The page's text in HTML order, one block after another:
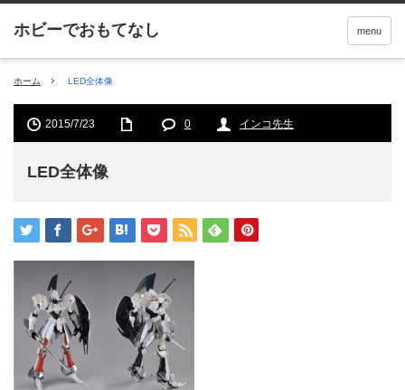
menu
ホーム LED全体像
2015/7/23 0 インコ先生
LED全体像